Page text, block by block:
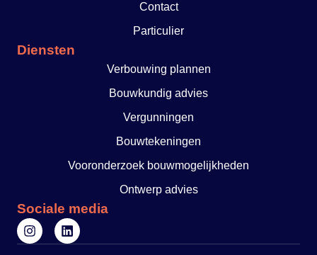
Contact
Particulier
Diensten
Verbouwing plannen
Bouwkundig advies
Vergunningen
Bouwtekeningen
Vooronderzoek bouwmogelijkheden
Ontwerp advies
Sociale media